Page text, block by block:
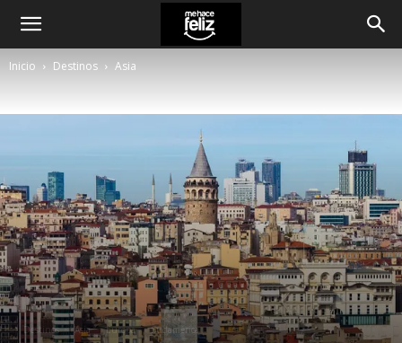
Inicio Destinos Asia
Destinos Asia Europa Sudamérica